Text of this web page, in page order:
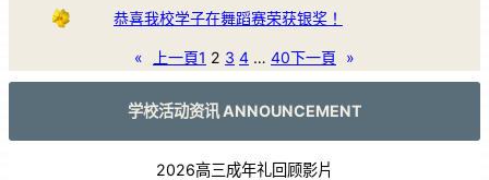
恭喜我校学子在舞蹈赛荣获银奖！
« 上一頁1 2 3 4 … 40下一頁 »
学校活动资讯 ANNOUNCEMENT
2026高三成年礼回顾影片